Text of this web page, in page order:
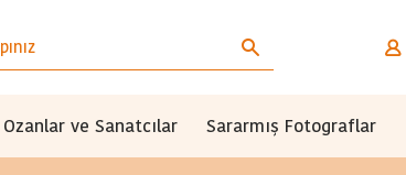
Ozanlar ve Sanatcılar Sararmış Fotograflar